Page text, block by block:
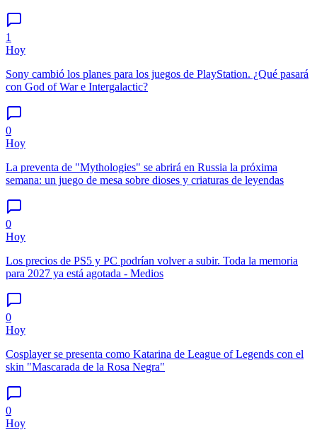
1
Hoy
Sony cambió los planes para los juegos de PlayStation. ¿Qué pasará
con God of War e Intergalactic?
0
Hoy
La preventa de "Mythologies" se abrirá en Russia la próxima
semana: un juego de mesa sobre dioses y criaturas de leyendas
0
Hoy
Los precios de PS5 y PC podrían volver a subir. Toda la memoria
para 2027 ya está agotada - Medios
0
Hoy
Cosplayer se presenta como Katarina de League of Legends con el
skin "Mascarada de la Rosa Negra"
0
Hoy